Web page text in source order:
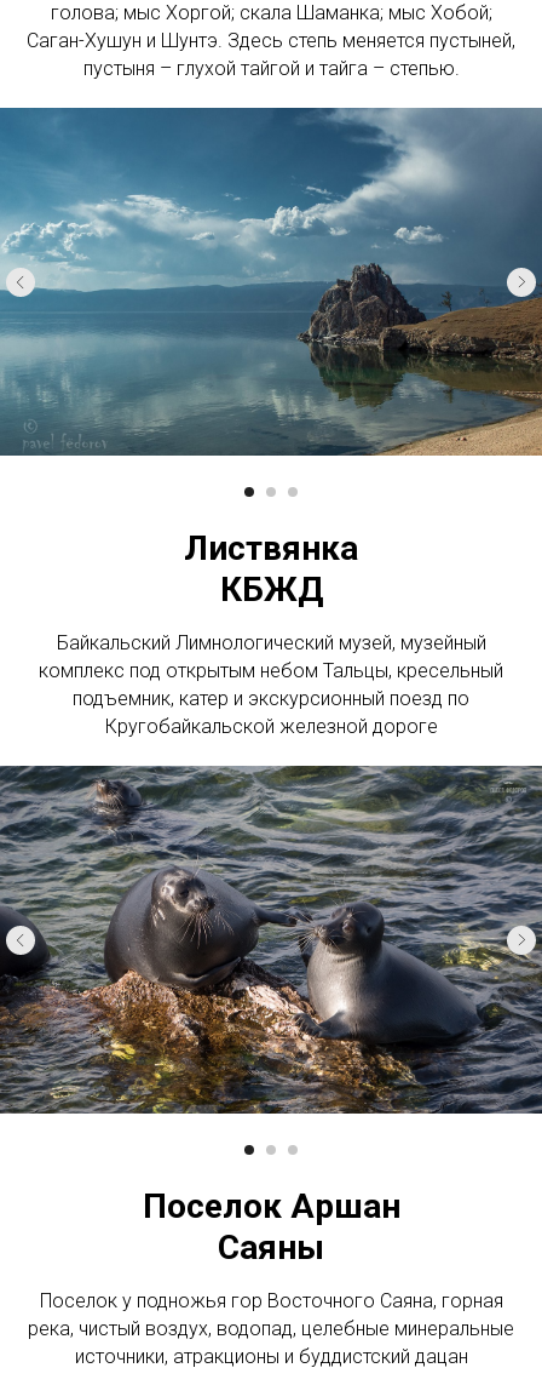
голова; мыс Хоргой; скала Шаманка; мыс Хобой;
Саган-Хушун и Шунтэ. Здесь степь меняется пустыней,
пустыня – глухой тайгой и тайга – степью.
Листвянка
КБЖД
Байкальский Лимнологический музей, музейный
комплекс под открытым небом Тальцы, кресельный
подъемник, катер и экскурсионный поезд по
Кругобайкальской железной дороге
Поселок Аршан
Саяны
Поселок у подножья гор Восточного Саяна, горная
река, чистый воздух, водопад, целебные минеральные
источники, атракционы и буддистский дацан